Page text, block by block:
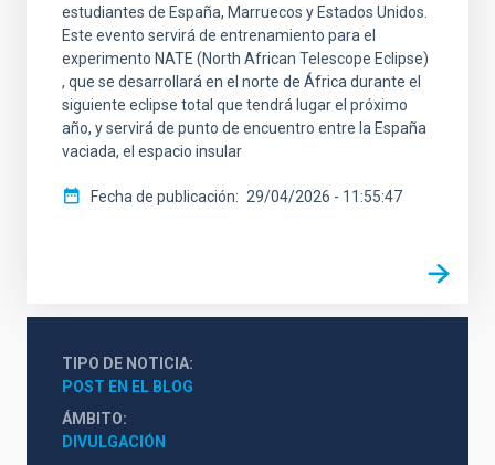
estudiantes de España, Marruecos y Estados Unidos.
Este evento servirá de entrenamiento para el
experimento NATE (North African Telescope Eclipse)
, que se desarrollará en el norte de África durante el
siguiente eclipse total que tendrá lugar el próximo
año, y servirá de punto de encuentro entre la España
vaciada, el espacio insular
Fecha de publicación 29/04/2026 - 11:55:47
TIPO DE NOTICIA
POST EN EL BLOG
ÁMBITO
DIVULGACIÓN